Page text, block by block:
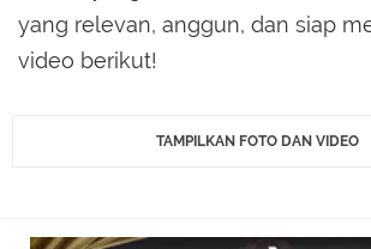
yang relevan, anggun, dan siap
video berikut!
TAMPILKAN FOTO DAN VIDEO